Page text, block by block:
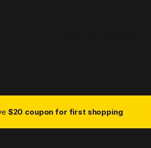
$20 coupon for first shopping